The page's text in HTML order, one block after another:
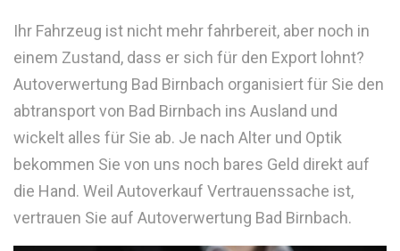
Ihr Fahrzeug ist nicht mehr fahrbereit, aber noch in
einem Zustand, dass er sich für den Export lohnt?
Autoverwertung Bad Birnbach organisiert für Sie den
abtransport von Bad Birnbach ins Ausland und
wickelt alles für Sie ab. Je nach Alter und Optik
bekommen Sie von uns noch bares Geld direkt auf
die Hand. Weil Autoverkauf Vertrauenssache ist,
vertrauen Sie auf Autoverwertung Bad Birnbach.